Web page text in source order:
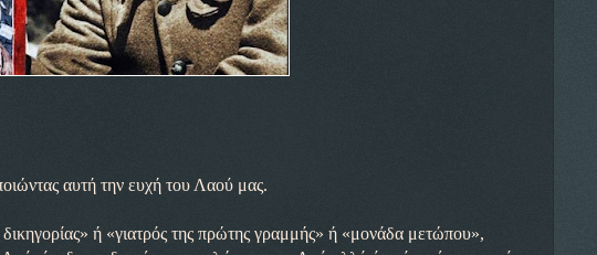
αυτή την ευχή του Λαού μας.
ή «γιατρός της πρώτης γραμμής» ή «μονάδα μετώπου»,